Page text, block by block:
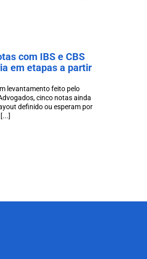
com IBS e CBS
em etapas a partir
levantamento feito pelo
cinco notas ainda
definido ou esperam por